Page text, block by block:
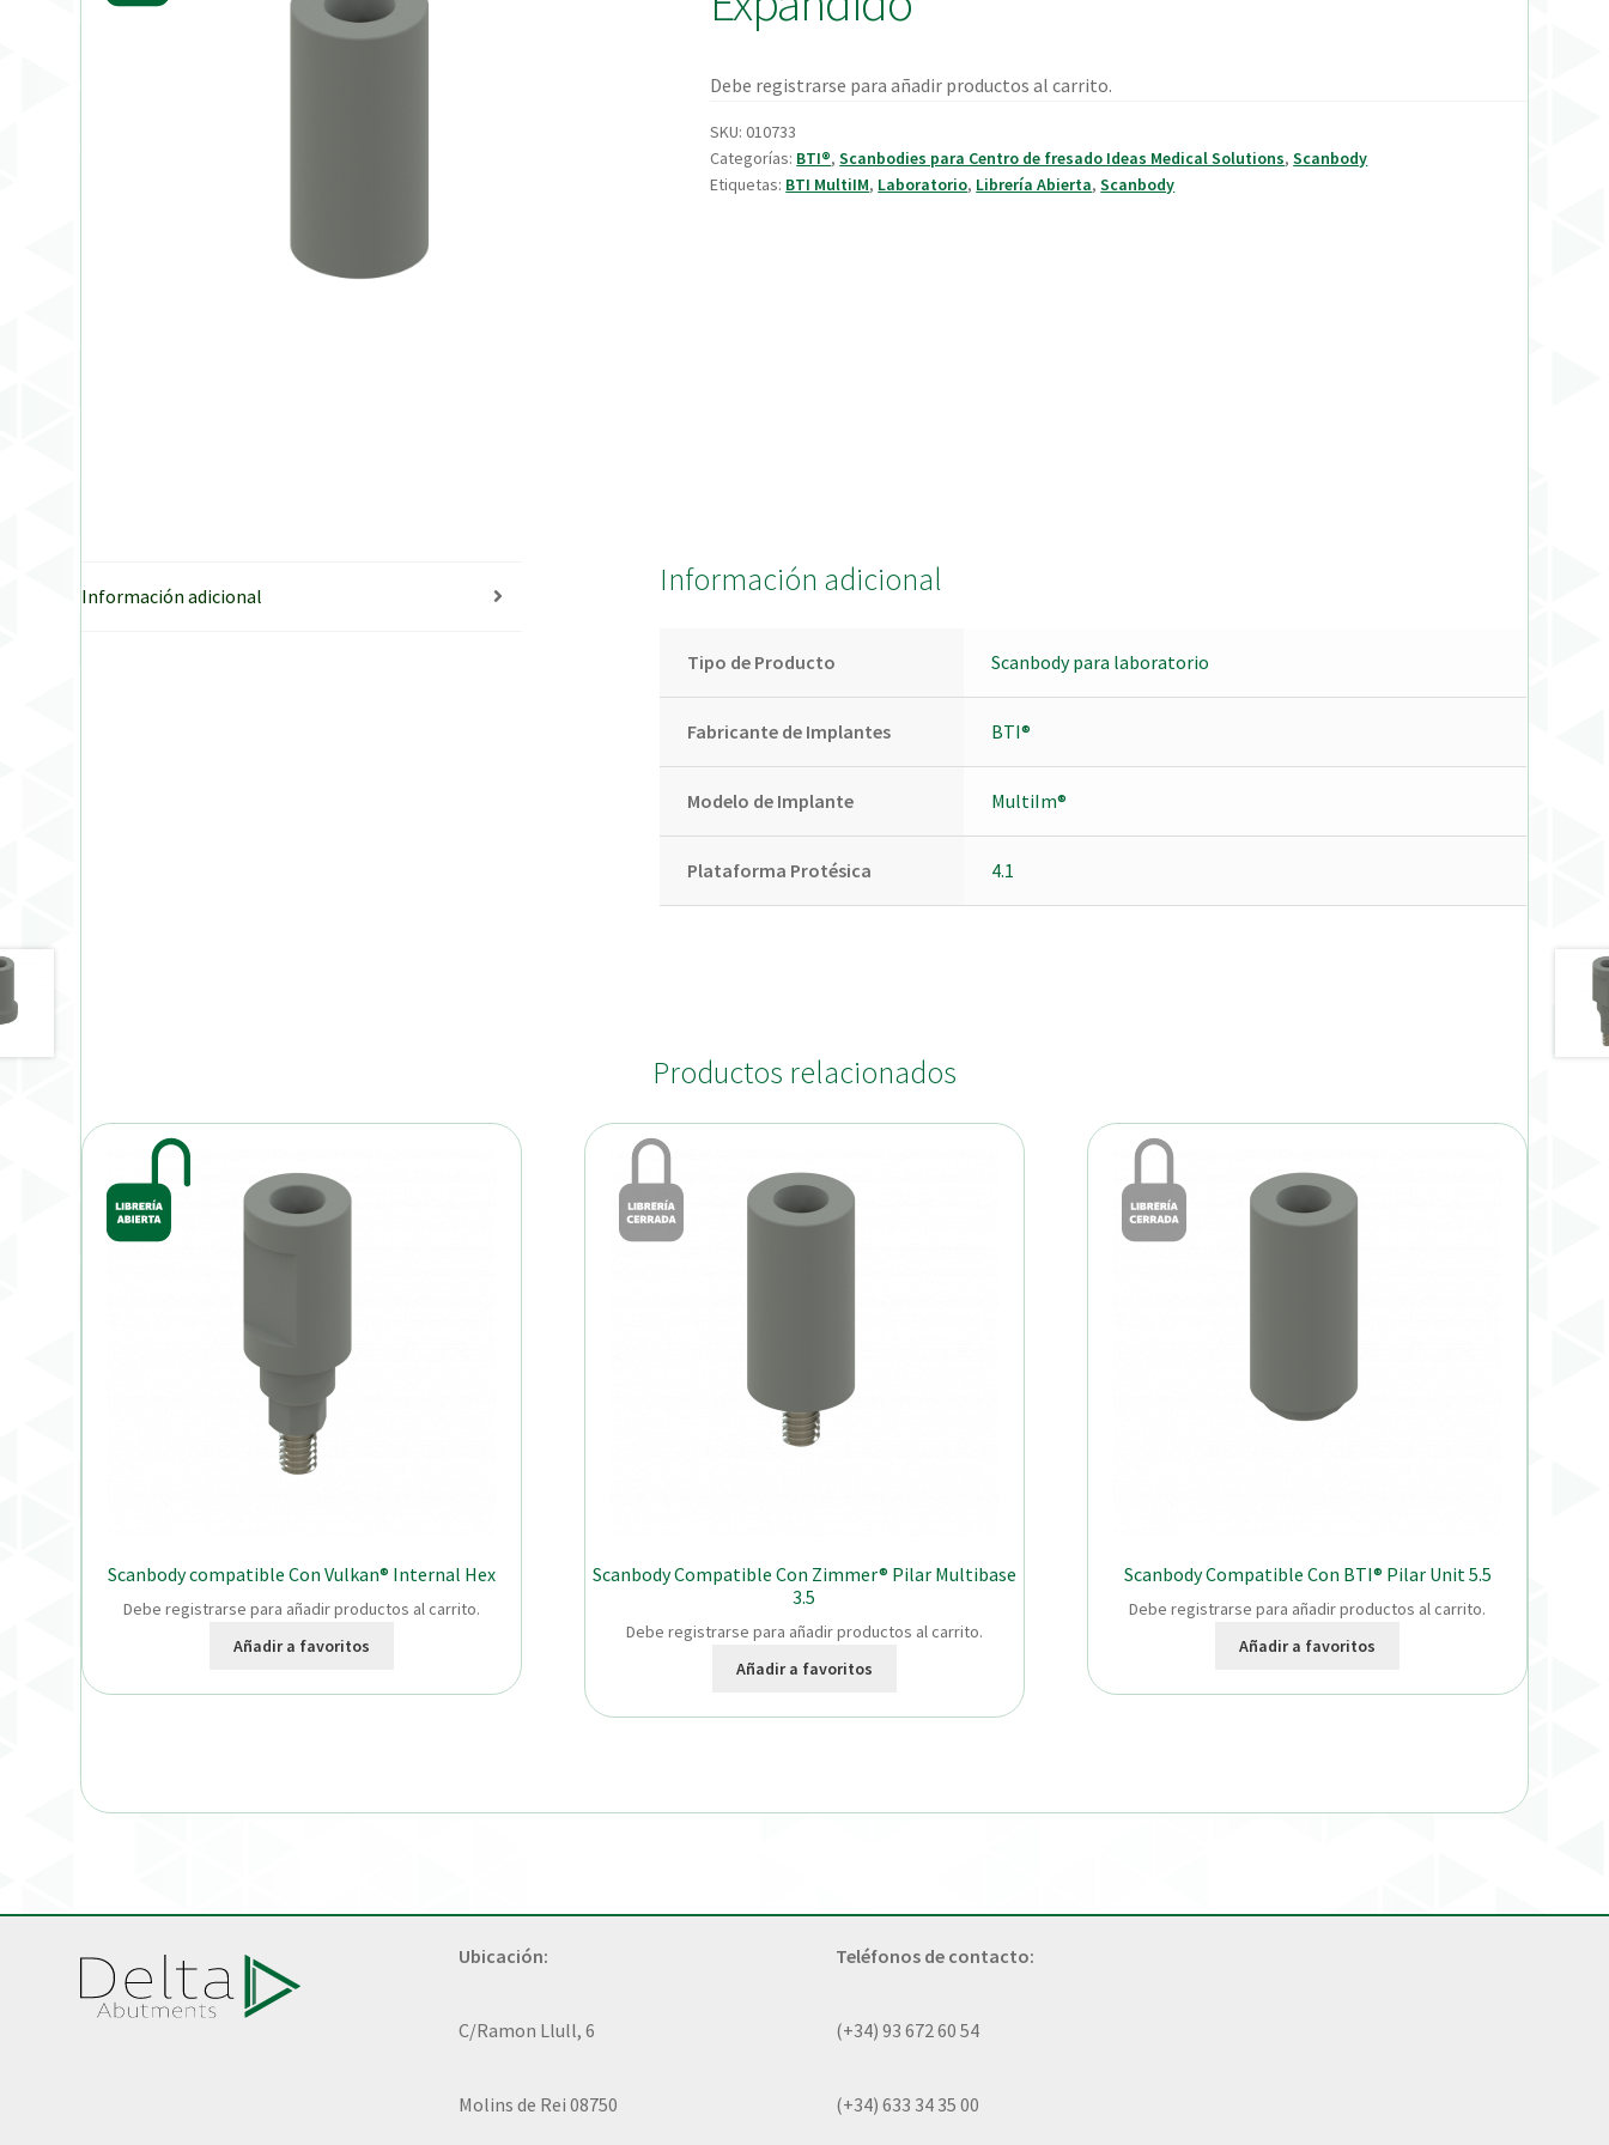
Debe registrarse para añadir productos al carrito.
SKU:010733
Categorías: BTI®,Scanbodies para Centro de fresado Ideas Medical Solutions,Scanbody
Etiquetas: BTI MultiIM, Laboratorio, Librería Abierta,Scanbody
Información adicional Información adicional
Tipo de Producto Scanbody para laboratorio
Fabricante de Implantes BTI®
Modelo de Implante MultiIm®
Plataforma Protésica 4.1
Productos relacionados
Scanbody compatible Con Vulkan® Internal Hex
Debe registrarse para añadir productos al carrito.
Añadir a favoritos
Scanbody Compatible Con Zimmer® Pilar Multibase
3.5
Debe registrarse para añadir productos al carrito.
Añadir a favoritos
Scanbody Compatible Con BTI® Pilar Unit 5.5
Debe registrarse para añadir productos al carrito.
Añadir a favoritos
Ubicación:
C/Ramon Llull, 6
Molins de Rei 08750
Teléfonos de contacto:
(+34) 93 672 60 54
(+34) 633 34 35 00